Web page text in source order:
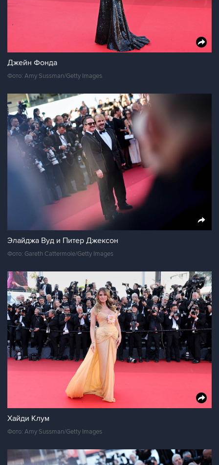
Джейн Фонда
Фото: Amy Sussman/Getty Images
Элайджа Вуд и Питер Джексон
Фото: Gareth Cattermole/Getty Images
Хайди Клум
Фото: Amy Sussman/Getty Images